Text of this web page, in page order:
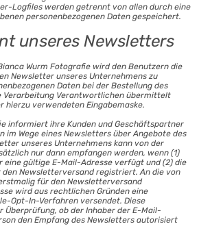
Logfiles werden getrennt von allen durch eine
personenbezogenen Daten gespeichert.
unseres Newsletters
Wurm Fotografie wird den Benutzern die
Newsletter unseres Unternehmens zu
Daten bei der Bestellung des
Verarbeitung Verantwortlichen übermittelt
hierzu verwendeten Eingabemaske.
informiert ihre Kunden und Geschäftspartner
im Wege eines Newsletters über Angebote des
unseres Unternehmens kann von der
nur dann empfangen werden, wenn (1)
eine gültige E-Mail-Adresse verfügt und (2) die
Newsletterversand registriert. An die von
für den Newsletterversand
wird aus rechtlichen Gründen eine
Opt-In-Verfahren versendet. Diese
Überprüfung, ob der Inhaber der E-Mail-
den Empfang des Newsletters autorisiert